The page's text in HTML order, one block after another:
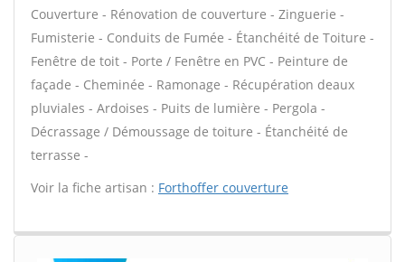
Couverture - Rénovation de couverture - Zinguerie -
Fumisterie - Conduits de Fumée - Étanchéité de Toiture -
Fenêtre de toit - Porte / Fenêtre en PVC - Peinture de
façade - Cheminée - Ramonage - Récupération deaux
pluviales - Ardoises - Puits de lumière - Pergola -
Décrassage / Démoussage de toiture - Étanchéité de
terrasse -
Voir la fiche artisan : Forthoffer couverture